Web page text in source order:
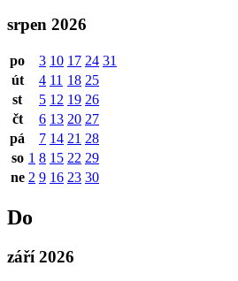
srpen 2026
po 3 10 17 24 31
út
4 11 18 25
st
5 12 19 26
čt
6 13 20 27
pá
7 14 21 28
so 1 8 15 22 29
ne 2 9 16 23 30
Do
září 2026